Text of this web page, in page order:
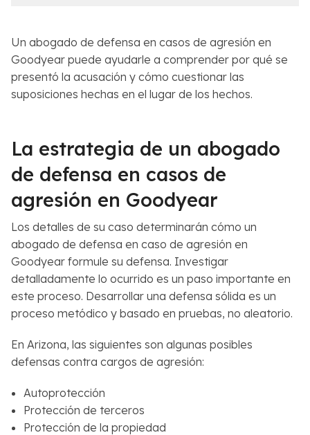
r
a
n
a
a
o
*
Un abogado de defensa en casos de agresión en
Goodyear puede ayudarle a comprender por qué se
presentó la acusación y cómo cuestionar las
suposiciones hechas en el lugar de los hechos.
La estrategia de un abogado
de defensa en casos de
agresión en Goodyear
Los detalles de su caso determinarán cómo un
abogado de defensa en caso de agresión en
Goodyear formule su defensa. Investigar
detalladamente lo ocurrido es un paso importante en
este proceso. Desarrollar una defensa sólida es un
proceso metódico y basado en pruebas, no aleatorio.
En Arizona, las siguientes son algunas posibles
defensas contra cargos de agresión:
Autoprotección
Protección de terceros
Protección de la propiedad